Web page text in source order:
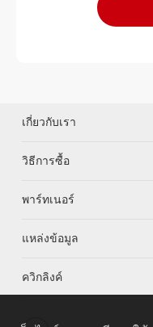
เกี่ยวกับเรา
วิธีการซื้อ
พาร์ทเนอร์
แหล่งข้อมูล
ควิกลิงค์